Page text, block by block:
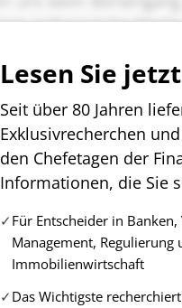
Lesen Sie
Seit über 80 Jahren
Exklusivrecherchen
den Chefetagen der
Informationen, die Sie
Für Entscheider in
Management, Regulierung
Immobilienwirtschaft
Das Wichtigste